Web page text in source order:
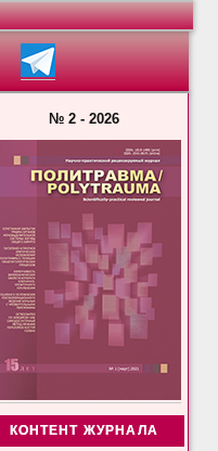
№ 2 - 2026
КОНТЕНТ ЖУРНАЛА